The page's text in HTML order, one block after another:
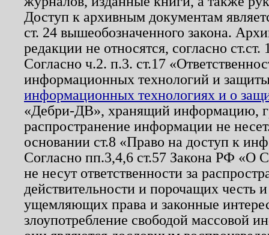
Доступ к архивным документам
ст. 24 вышеобозначенного закона.
редакции не относятся, согласно
Согласно ч.2. п.3. ст.17
информационных технологий и
информационных технологиях и о
«Дебри-ДВ», хранящий информацию,
распространение информации не
основании ст.8 «Право на доступ к
Согласно пп.3,4,6 ст.57 Закона РФ «О
не несут ответственности за
действительности и порочащих честь
ущемляющих права и законные
злоупотребление свободой массовой